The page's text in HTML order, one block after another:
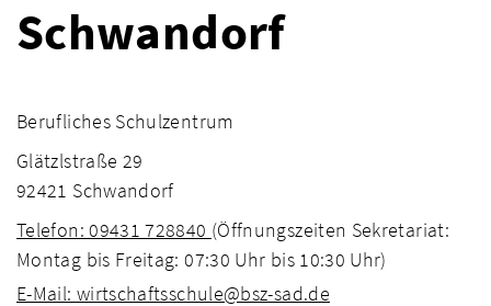
Schwandorf
Berufliches Schulzentrum
Glätzlstraße 29
92421 Schwandorf
Telefon: 09431 728840 (Öffnungszeiten Sekretariat:
Montag bis Freitag: 07:30 Uhr bis 10:30 Uhr)
E-Mail: wirtschaftsschule@bsz-sad.de